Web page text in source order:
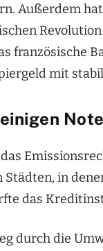
Außerdem
französische
mit
in
das
durch die